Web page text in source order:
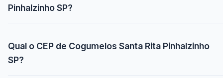
Pinhalzinho SP?
Qual o CEP de Cogumelos Santa Rita Pinhalzinho
SP?